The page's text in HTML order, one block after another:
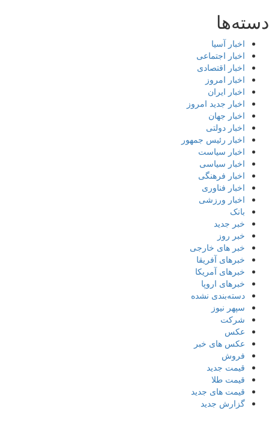
اخبار آسیا
اخبار اجتماعی
اخبار اقتصادی
اخبار امروز
اخبار ایران
اخبار جدید امروز
اخبار جهان
اخبار دولتی
اخبار رئیس جمهور
اخبار سیاست
اخبار سیاسی
اخبار فرهنگی
اخبار فناوری
اخبار ورزشی
بانک
خبر جدید
خبر روز
خبر های خارجی
خبرهای آفریقا
خبرهای آمریکا
خبرهای اروپا
دسته‌بندی نشده
سپهر نیوز
شرکت
عکس
عکس های خبر
فروش
قیمت جدید
قیمت طلا
قیمت های جدید
گزارش جدید